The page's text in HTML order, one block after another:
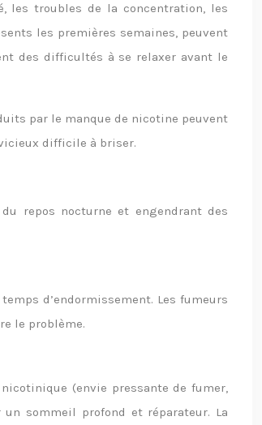
les troubles de la concentration, les
les premières semaines, peuvent
des difficultés à se relaxer avant le
par le manque de nicotine peuvent
difficile à briser.
repos nocturne et engendrant des
d’endormissement. Les fumeurs
le problème.
(envie pressante de fumer,
sommeil profond et réparateur. La